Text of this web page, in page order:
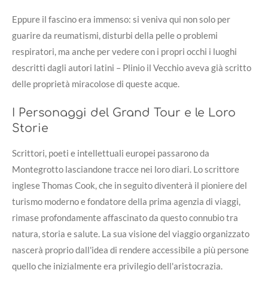
Eppure il fascino era immenso: si veniva qui non solo per
guarire da reumatismi, disturbi della pelle o problemi
respiratori, ma anche per vedere con i propri occhi i luoghi
descritti dagli autori latini – Plinio il Vecchio aveva già scritto
delle proprietà miracolose di queste acque.
I Personaggi del Grand Tour e le Loro
Storie
Scrittori, poeti e intellettuali europei passarono da
Montegrotto lasciandone tracce nei loro diari. Lo scrittore
inglese Thomas Cook, che in seguito diventerà il pioniere del
turismo moderno e fondatore della prima agenzia di viaggi,
rimase profondamente affascinato da questo connubio tra
natura, storia e salute. La sua visione del viaggio organizzato
nascerà proprio dall'idea di rendere accessibile a più persone
quello che inizialmente era privilegio dell'aristocrazia.